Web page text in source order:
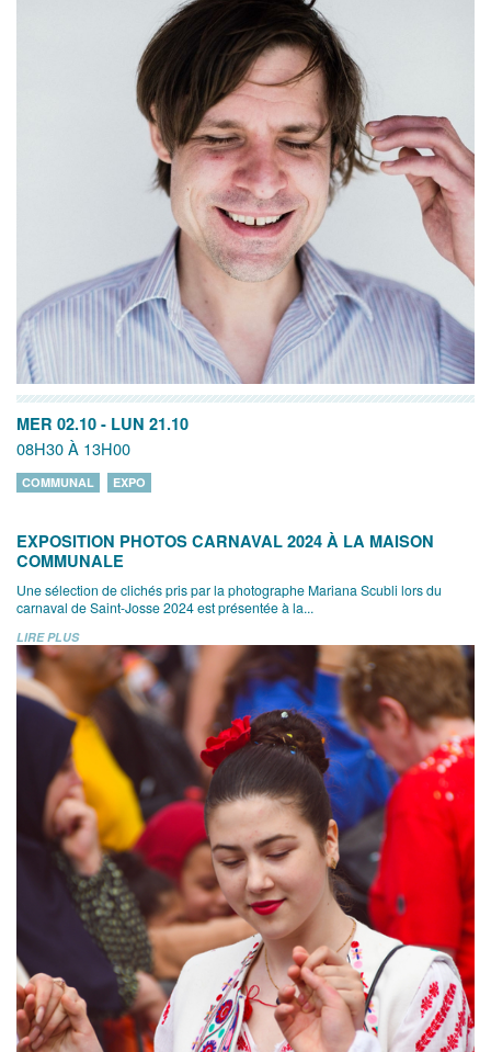
MER 02.10 - LUN 21.10
08H30 À 13H00
COMMUNAL EXPO
EXPOSITION PHOTOS CARNAVAL 2024 À LA MAISON
COMMUNALE
Une sélection de clichés pris par la photographe Mariana Scubli lors du
carnaval de Saint-Josse 2024 est présentée à la...
LIRE PLUS